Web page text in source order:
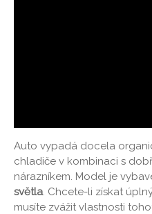
Auto vypadá docela
chladiče v kombinaci s
nárazníkem. Model je
světla . Chcete-li získat
musíte zvážit vlastnosti